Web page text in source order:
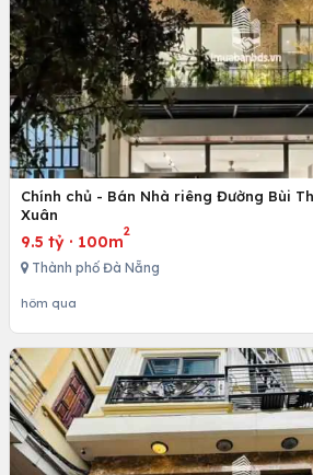
Chính chủ - Bán Nhà riêng Đường Bùi
Xuân
9.5 tỷ · 100m
2
Thành phố Đà Nẵng
hôm qua